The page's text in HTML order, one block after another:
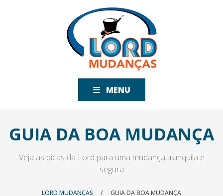
MENU
GUIA DA BOA MUDANÇA
Veja as dicas da Lord para uma mudança tranquila e
segura
LORD MUDANÇAS / GUIA DA BOA MUDANÇA